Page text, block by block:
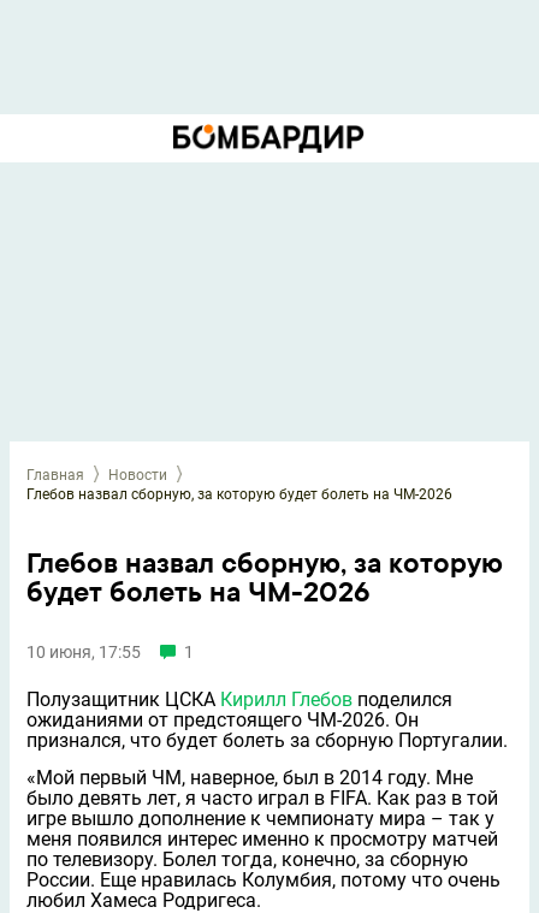
Главная
Новости
Глебов назвал сборную, за которую будет болеть на ЧМ-2026
Глебов назвал сборную, за которую
будет болеть на ЧМ-2026
10 июня, 17:55 1
Полузащитник ЦСКА Кирилл Глебов поделился
ожиданиями от предстоящего ЧМ-2026. Он
признался, что будет болеть за сборную Португалии.
«Мой первый ЧМ, наверное, был в 2014 году. Мне
было девять лет, я часто играл в FIFA. Как раз в той
игре вышло дополнение к чемпионату мира – так у
меня появился интерес именно к просмотру матчей
по телевизору. Болел тогда, конечно, за сборную
России. Ещe нравилась Колумбия, потому что очень
любил Хамеса Родригеса.